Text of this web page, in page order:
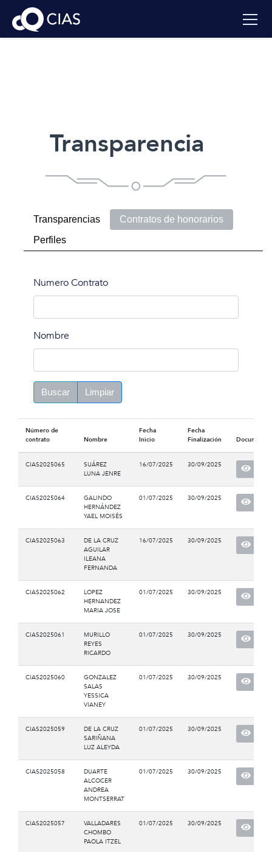
Transparencia
Transparencias
Contratos de honorarios
Perfiles
Numero Contrato
Nombre
Buscar Limpiar
Número de
contrato
Nombre
Fecha
Inicio
Fecha
Finalización
Documento
CIAS2025065
SUÁREZ
LUNA JENRE
16/07/2025 30/09/2025
CIAS2025064
GALINDO
HERNÁNDEZ
YAEL MOISÉS
01/07/2025 30/09/2025
CIAS2025063
DE LA CRUZ
AGUILAR
ILEANA
FERNANDA
16/07/2025 30/09/2025
CIAS2025062
LOPEZ
HERNANDEZ
MARIA JOSE
01/07/2025 30/09/2025
CIAS2025061
MURILLO
REYES
RICARDO
01/07/2025 30/09/2025
CIAS2025060
GONZALEZ
SALAS
YESSICA
VIANEY
01/07/2025 30/09/2025
CIAS2025059
DE LA CRUZ
SARIÑANA
LUZ ALEYDA
01/07/2025 30/09/2025
CIAS2025058
DUARTE
ALCOCER
ANDREA
MONTSERRAT
01/07/2025 30/09/2025
CIAS2025057
VALLADARES
CHOMBO
PAOLA ITZEL
01/07/2025 30/09/2025